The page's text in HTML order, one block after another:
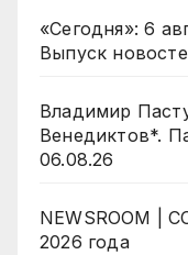
«Сегодня»: 6
Выпуск
Владимир
Венедиктов*.
06.08.26
NEWSROOM |
2026 года